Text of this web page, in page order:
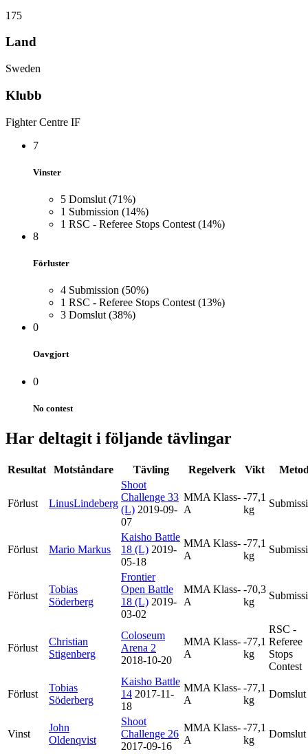
175
Land
Sweden
Klubb
Fighter Centre IF
7
Vinster
5 Domslut (71%)
1 Submission (14%)
1 RSC - Referee Stops Contest (14%)
8
Förluster
4 Submission (50%)
1 RSC - Referee Stops Contest (13%)
3 Domslut (38%)
0
Oavgjort
0
No contest
Har deltagit i följande tävlingar
Resultat Motståndare Tävling Regelverk Vikt
Förlust LinusLindeberg
Shoot
Challenge 33
(L) 2019-09-
07
MMA Klass-
A
-77,1
kg
Förlust Mario Markus
Kaisho Battle
18 (L) 2019-
05-18
MMA Klass-
A
-77,1
kg
Förlust
Tobias
Söderberg
Frontier
Open Battle
18 (L) 2019-
03-02
MMA Klass-
A
-70,3
kg
Förlust
Christian
Stigenberg
Coloseum
Arena 2
2018-10-20
MMA Klass-
A
-77,1
kg
RSC -
Referee
Stops
Contest
Förlust
Tobias
Söderberg
Kaisho Battle
14 2017-11-
18
MMA Klass-
A
-77,1
kg
Domslut
Vinst
John
Oldenqvist
Shoot
Challenge 26
2017-09-16
MMA Klass-
A
-77,1
kg
Domslut